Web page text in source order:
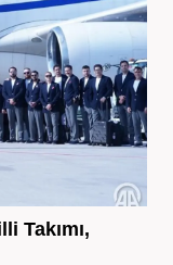
Takımı,